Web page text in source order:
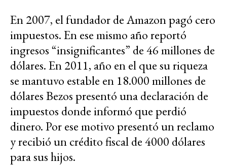
En 2007, el fundador de Amazon pagó cero
impuestos. En ese mismo año reportó
ingresos “insignificantes” de 46 millones de
dólares. En 2011, año en el que su riqueza
se mantuvo estable en 18.000 millones de
dólares Bezos presentó una declaración de
impuestos donde informó que perdió
dinero. Por ese motivo presentó un reclamo
y recibió un crédito fiscal de 4000 dólares
para sus hijos.